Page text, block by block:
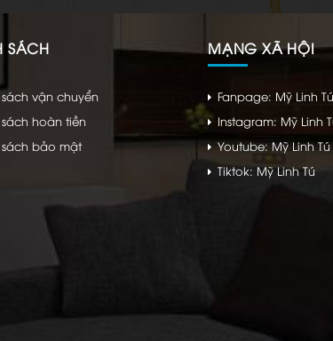
SÁCH
vận chuyển
hoàn tiền
bảo mật
MẠNG XÃ HỘI
Fanpage: Mỹ Linh Tú
Instagram: Mỹ Linh
Youtube: Mỹ Linh Tú
Tiktok: Mỹ Linh Tú